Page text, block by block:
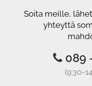
Soita meille,
yhteyttä
089
(9:30-